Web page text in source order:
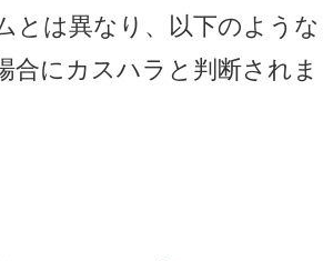
とは異なり、以下のような
合にカスハラと判断されま